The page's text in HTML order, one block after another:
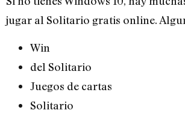
jugar al Solitario gratis online.
Win
del Solitario
Juegos de cartas
Solitario